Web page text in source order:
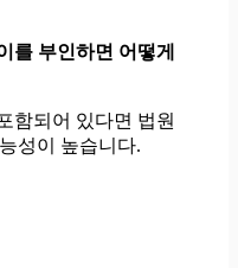
를 부인하면 어떻게
함되어 있다면 법원
성이 높습니다.